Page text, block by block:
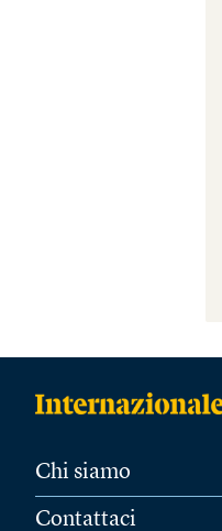
Chi siamo
Contattaci